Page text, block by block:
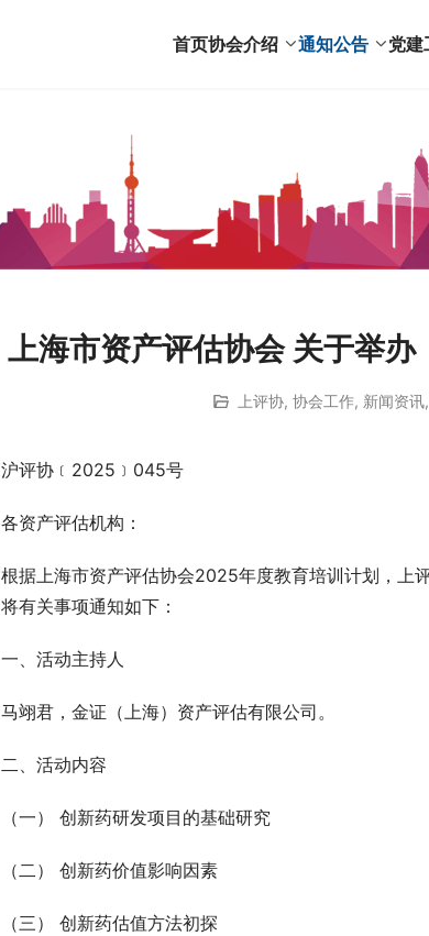
首页协会介绍 通知公告 党建
上海市资产评估协会 关于举
上评协, 协会工作, 新闻资讯,
沪评协﹝2025﹞045号
各资产评估机构：
根据上海市资产评估协会2025年度教育培训计划，
将有关事项通知如下：
一、活动主持人
马翊君，金证（上海）资产评估有限公司。
二、活动内容
（一） 创新药研发项目的基础研究
（二） 创新药价值影响因素
（三） 创新药估值方法初探